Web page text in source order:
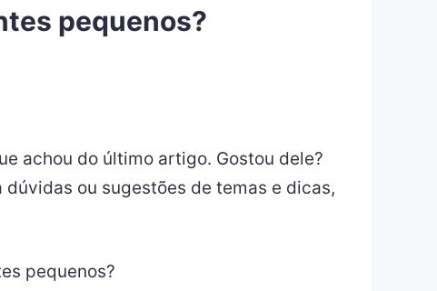
pequenos?
achou do último artigo. Gostou dele?
ou sugestões de temas e dicas,
pequenos?